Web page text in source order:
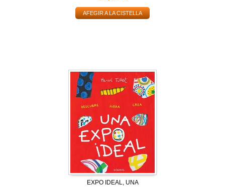
AFEGIR A LA CISTELLA
EXPO IDEAL, UNA